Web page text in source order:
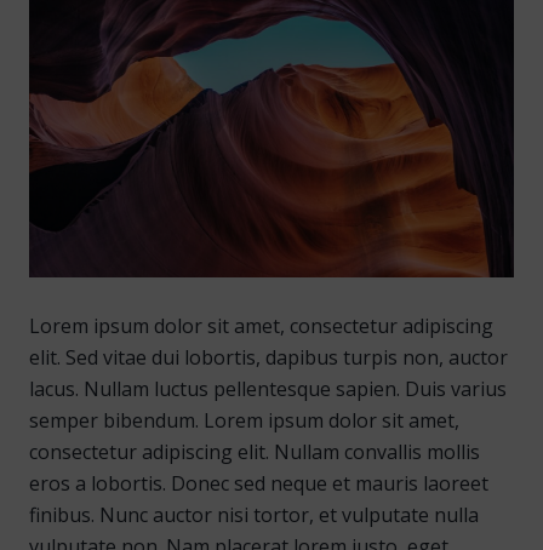
Lorem ipsum dolor sit amet, consectetur adipiscing
elit. Sed vitae dui lobortis, dapibus turpis non, auctor
lacus. Nullam luctus pellentesque sapien. Duis varius
semper bibendum. Lorem ipsum dolor sit amet,
consectetur adipiscing elit. Nullam convallis mollis
eros a lobortis. Donec sed neque et mauris laoreet
finibus. Nunc auctor nisi tortor, et vulputate nulla